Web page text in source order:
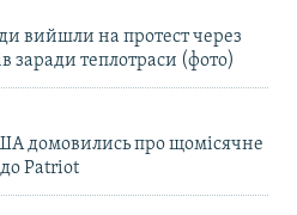
вийшли на протест через
заради теплотраси (фото)
домовились про щомісячне
Patriot